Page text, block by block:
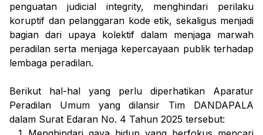
penguatan judicial integrity, menghindari perilaku
koruptif dan pelanggaran kode etik, sekaligus menjadi
bagian dari upaya kolektif dalam menjaga marwah
peradilan serta menjaga kepercayaan publik terhadap
lembaga peradilan.
Berikut hal-hal yang perlu diperhatikan Aparatur
Peradilan Umum yang dilansir Tim DANDAPALA
dalam Surat Edaran No. 4 Tahun 2025 tersebut: